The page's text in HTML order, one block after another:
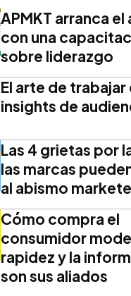
APMKT arranca el
con una
sobre liderazgo
El arte de trabajar
insights de
Las 4 grietas por
las marcas
al abismo
Cómo compra el
consumidor
rapidez y la
son sus aliados